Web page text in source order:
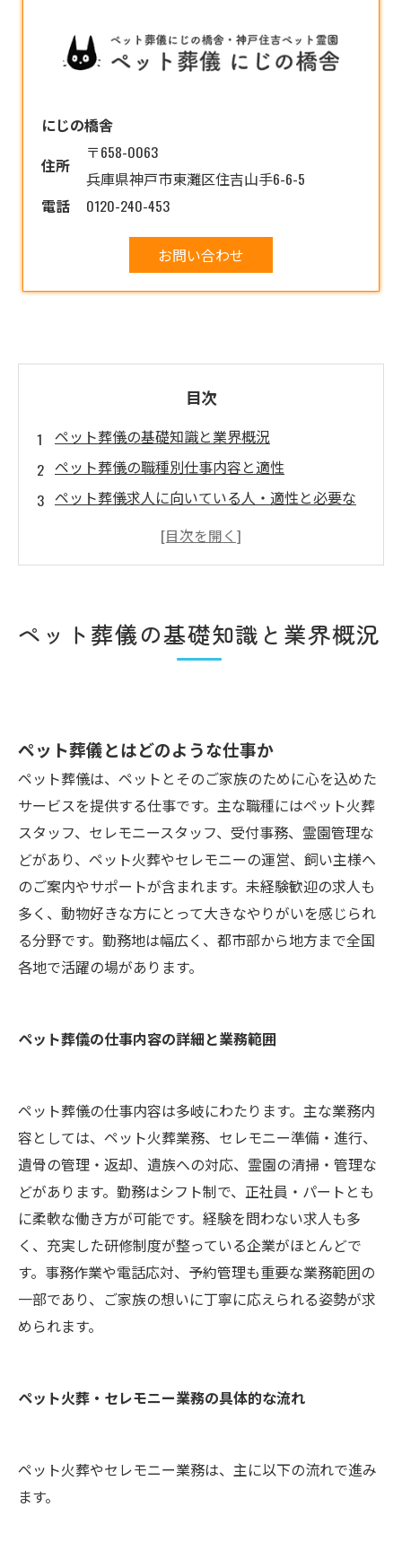
にじの橋舎
住所
〒658-0063
兵庫県神戸市東灘区住吉山手6-6-5
電話
0120-240-453
お問い合わせ
目次
ペット葬儀の基礎知識と業界概況
ペット葬儀の職種別仕事内容と適性
ペット葬儀求人に向いている人・適性と必要な
ペット葬儀の基礎知識と業界概況
ペット葬儀とはどのような仕事か
ペット葬儀は、ペットとそのご家族のために心を込めた
サービスを提供する仕事です。主な職種にはペット火葬
スタッフ、セレモニースタッフ、受付事務、霊園管理な
どがあり、ペット火葬やセレモニーの運営、飼い主様へ
のご案内やサポートが含まれます。未経験歓迎の求人も
多く、動物好きな方にとって大きなやりがいを感じられ
る分野です。勤務地は幅広く、都市部から地方まで全国
各地で活躍の場があります。
ペット葬儀の仕事内容の詳細と業務範囲
ペット葬儀の仕事内容は多岐にわたります。主な業務内
容としては、ペット火葬業務、セレモニー準備・進行、
遺骨の管理・返却、遺族への対応、霊園の清掃・管理な
どがあります。勤務はシフト制で、正社員・パートとも
に柔軟な働き方が可能です。経験を問わない求人も多
く、充実した研修制度が整っている企業がほとんどで
す。事務作業や電話応対、予約管理も重要な業務範囲の
一部であり、ご家族の想いに丁寧に応えられる姿勢が求
められます。
ペット火葬・セレモニー業務の具体的な流れ
ペット火葬やセレモニー業務は、主に以下の流れで進み
ます。